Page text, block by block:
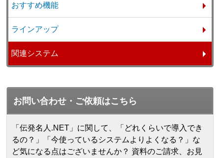
おすすめ機能
ラインアップ
関連システム
お問い合わせ・ご依頼はこちら
「伝発名人.NET」に関して、「どれくらいで導入でき
るの？」「今使っているシステムよりよくなる？」な
ど気になる点はございませんか？ 資料のご請求、お見